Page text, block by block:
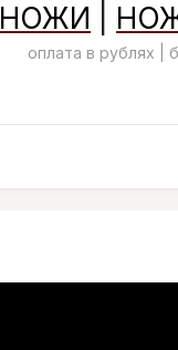
НОЖИ
оплата в рублях |